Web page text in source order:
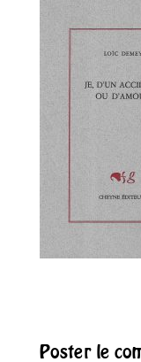
Poster le